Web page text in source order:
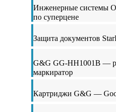
Инженерные системы
по суперцене
Защита документов
G&G GG-HH1001B —
маркиратор
Картриджи G&G —